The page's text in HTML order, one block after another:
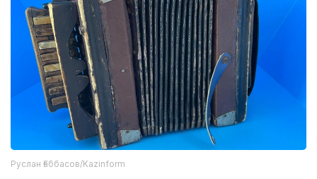
Руслан Ғаббасов/Kazinform